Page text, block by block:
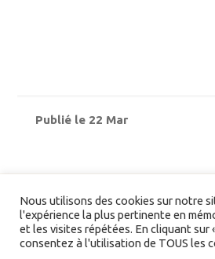
Publié le 22 Mar
Nous utilisons des cookies sur notre
l'expérience la plus pertinente en
et les visites répétées. En cliquant sur
consentez à l'utilisation de TOUS les